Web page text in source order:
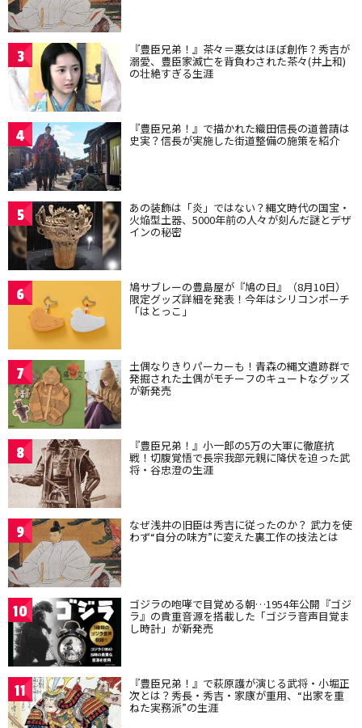
3 『豊臣兄弟！』茶々＝悪女はほぼ創作？秀吉が
溺愛、豊臣家滅亡を背負わされた茶々(井上和)
の壮絶すぎる生涯
4 『豊臣兄弟！』で描かれた織田信長の道普請は
史実？信長が実施した街道整備の施策を紹介
5 あの装飾は「炎」ではない？縄文時代の国宝・
火焔型土器、5000年前の人々が刻んだ謎とデザ
インの秘密
6 鳩サブレーの豊島屋が『鳩の日』（8月10日）
限定グッズ詳細を発表！今年はシリコンポーチ
「はとっこ」
7 土偶なりきりパーカーも！青森の縄文遺跡群で
発掘された土偶がモチーフのキュートなグッズ
が新発売
8 『豊臣兄弟！』小一郎の5万の大軍に徹底抗
戦！切腹覚悟で長宗我部元親に降伏を迫った武
将・谷忠澄の生涯
9 なぜ浅井の旧臣は秀吉に従ったのか？ 武力を使
わず“自分の味方”に変えた裏工作の技法とは
10 ゴジラの咆哮で目覚める朝…1954年公開『ゴジ
ラ』の貴重音源を搭載した「ゴジラ音声目覚ま
し時計」が新発売
11 『豊臣兄弟！』で萩原護が演じる武将・小堀正
次とは？秀長・秀吉・家康が重用、“出家を重
ねた実務派”の生涯